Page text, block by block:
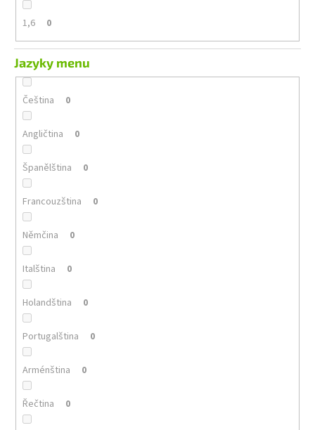
1,6 0
Jazyky menu
Čeština 0
Angličtina 0
Španělština 0
Francouzština 0
Němčina 0
Italština 0
Holandština 0
Portugalština 0
Arménština 0
Řečtina 0